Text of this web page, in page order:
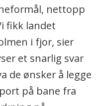
nettopp
fikk landet
i fjor, sier
et snarlig svar
de ønsker å legge
på bane fra